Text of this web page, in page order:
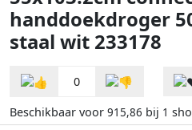
handdoekdroger
staal wit 233178
0
Beschikbaar voor 915,86 bij 1